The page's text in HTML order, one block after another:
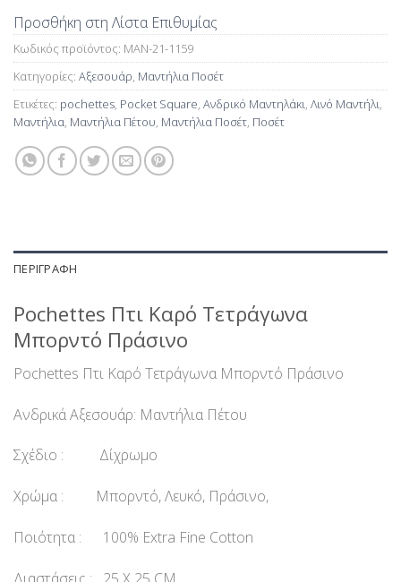
Προσθήκη στη Λίστα Επιθυμίας
Κωδικός προϊόντος: MAN-21-1159
Κατηγορίες: Αξεσουάρ Μαντήλια Ποσέτ
Ετικέτες: pochettes Pocket Square Ανδρικό Μαντηλάκι Λινό Μαντήλι
Μαντήλια Μαντήλια Πέτου Μαντήλια Ποσέτ Ποσέτ
ΠΕΡΙΓΡΑΦΉ
Pochettes Πτι Καρό Τετράγωνα
Μπορντό Πράσινο
Pochettes Πτι Καρό Τετράγωνα Μπορντό Πράσινο
Ανδρικά Αξεσουάρ: Μαντήλια Πέτου
Σχέδιο : Δίχρωμο
Χρώμα : Μπορντό, Λευκό, Πράσινο,
Ποιότητα : 100% Extra Fine Cotton